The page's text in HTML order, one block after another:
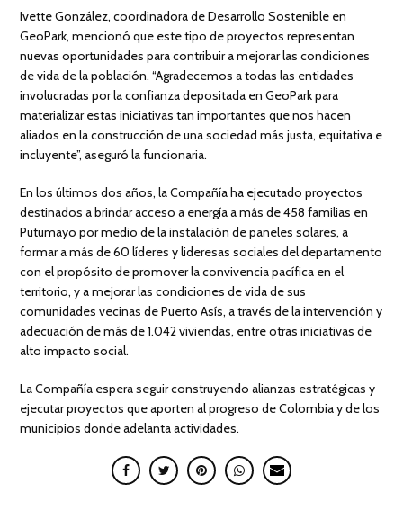
Ivette González, coordinadora de Desarrollo Sostenible en
GeoPark, mencionó que este tipo de proyectos representan
nuevas oportunidades para contribuir a mejorar las condiciones
de vida de la población. “Agradecemos a todas las entidades
involucradas por la confianza depositada en GeoPark para
materializar estas iniciativas tan importantes que nos hacen
aliados en la construcción de una sociedad más justa, equitativa e
incluyente”, aseguró la funcionaria.
En los últimos dos años, la Compañía ha ejecutado proyectos
destinados a brindar acceso a energía a más de 458 familias en
Putumayo por medio de la instalación de paneles solares, a
formar a más de 60 líderes y lideresas sociales del departamento
con el propósito de promover la convivencia pacífica en el
territorio, y a mejorar las condiciones de vida de sus
comunidades vecinas de Puerto Asís, a través de la intervención y
adecuación de más de 1.042 viviendas, entre otras iniciativas de
alto impacto social.
La Compañía espera seguir construyendo alianzas estratégicas y
ejecutar proyectos que aporten al progreso de Colombia y de los
municipios donde adelanta actividades.